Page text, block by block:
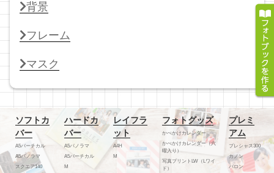
背景
フレーム
マスク
ソフトカ
バー
A5バーチカル
A5パノラマ
スクエア140
ハードカ
バー
A5パノラマ
A5バーチカル
M
レイフラ
ット
A4H
M
フォトグッズ
かべかけカレンダー
かべかけカレンダー（六
曜入り）
写真プリントLW（Lワイ
ド）
プレミ
アム
プレシャス300
カノン
バロン